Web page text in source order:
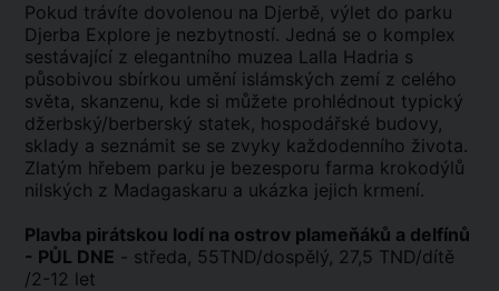
Pokud trávíte dovolenou na Djerbě, výlet do parku
Djerba Explore je nezbytností. Jedná se o komplex
sestávající z elegantního muzea Lalla Hadria s
působivou sbírkou umění islámských zemí z celého
světa, skanzenu, kde si můžete prohlédnout typický
džerbský/berberský statek, hospodářské budovy,
sklady a seznámit se se zvyky každodenního života.
Zlatým hřebem parku je bezesporu farma krokodýlů
nilských z Madagaskaru a ukázka jejich krmení.
Plavba pirátskou lodí na ostrov plameňáků a delfínů
- PŮL DNE - středa, 55TND/dospělý, 27,5 TND/dítě
/2-12 let